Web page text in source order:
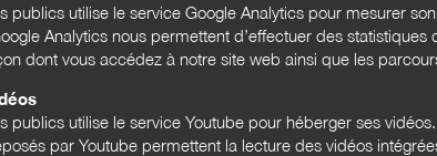
public mérite mieux
dispositif “Talents du Service Public” pour
la haute fonction...
Bras
publics utilise le service Google Analytics pour mesurer
Analytics nous permettent d’effectuer des statistiques
dont vous accédez à notre site web ainsi que les
publics utilise le service Youtube pour héberger ses vidéos.
par Youtube permettent la lecture des vidéos